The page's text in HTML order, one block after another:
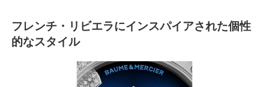
フレンチ・リビエラにインスパイアされた個性
的なスタイル